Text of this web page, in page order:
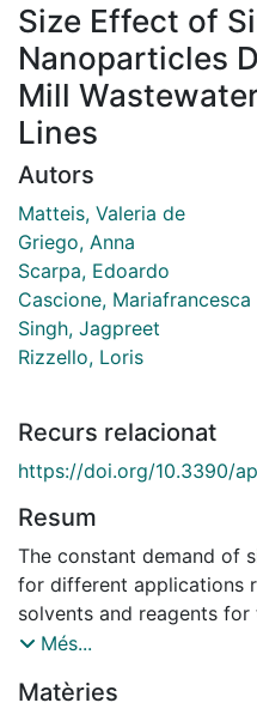
Size Effect of
Nanoparticles
Mill
Lines
Autors
Matteis, Valeria de
Griego, Anna
Scarpa, Edoardo
Cascione, Mariafrancesca
Singh, Jagpreet
Rizzello, Loris
Recurs relacionat
https://doi.org/10.3390/
Resum
The constant demand of
for different applications
solvents and reagents
them less toxic to living
can be used to exclude
Més...
Matèries